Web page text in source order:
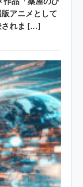
アニメとして
されま […]